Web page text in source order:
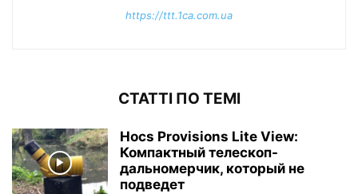
https://ttt.1ca.com.ua
СТАТТІ ПО ТЕМІ
Нocs Provisions Lite View:
Компактный телескоп-
дальномерчик, который не
подведет